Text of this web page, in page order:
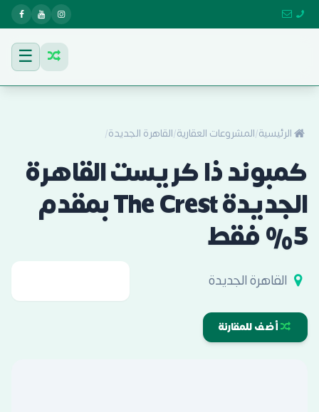
☰
الرئيسية/المشروعات العقارية/القاهرة الجديدة/
كمبوند ذا كريست القاهرة
الجديدة The Crest بمقدم
5% فقط
القاهرة الجديدة
أضف للمقارنة